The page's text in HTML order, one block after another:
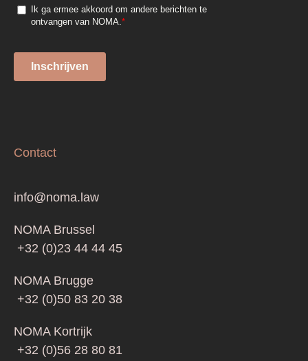
Contact
info@noma.law
NOMA Brussel
+32 (0)23 44 44 45
NOMA Brugge
+32 (0)50 83 20 38
NOMA Kortrijk
+32 (0)56 28 80 81